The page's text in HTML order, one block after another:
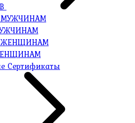
Сертификаты